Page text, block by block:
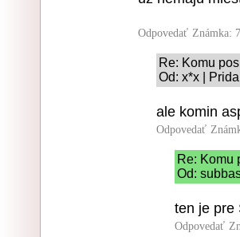
Odpovedať Známka:
Re: Komu
Od: x*x |
ale komin
Odpovedať
Re: Komu
Od:
ten je pre
Odpovedať